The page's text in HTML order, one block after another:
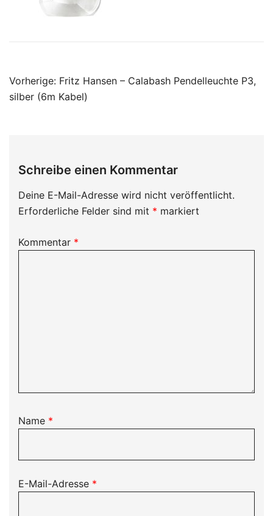
Beitragsnavigation
Vorherige: Fritz Hansen – Calabash Pendelleuchte P3,
silber (6m Kabel)
Schreibe einen Kommentar
Deine E-Mail-Adresse wird nicht veröffentlicht.
Erforderliche Felder sind mit * markiert
Kommentar *
Name *
E-Mail-Adresse *